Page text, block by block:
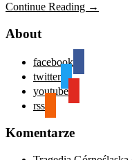
Continue Reading →
About
facebook
twitter
youtube
rss
Komentarze